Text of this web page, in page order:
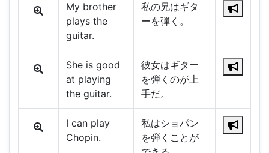
My brother
plays the
guitar.
私の兄はギタ
ーを弾く。
She is good
at playing
the guitar.
彼女はギター
を弾くのが上
手だ。
I can play
Chopin.
私はショパン
を弾くことが